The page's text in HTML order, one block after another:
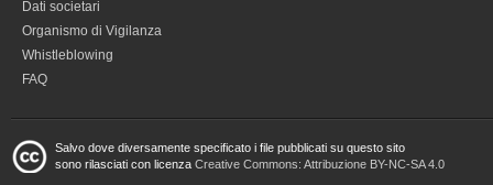
Dati societari
Organismo di Vigilanza
Whistleblowing
FAQ
Salvo dove diversamente specificato i file pubblicati su questo sito
sono rilasciati con licenza Creative Commons: Attribuzione BY-NC-SA 4.0